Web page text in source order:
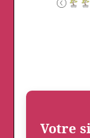
Votre